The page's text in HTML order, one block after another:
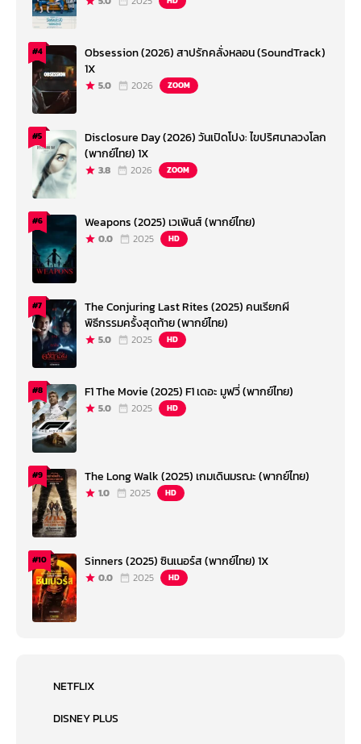
#4
Obsession (2026) สาปรักคลั่งหลอน (SoundTrack)
1X
5.0 2026 ZOOM
#5
Disclosure Day (2026) วันเปิดโปง: ไขปริศนาลวงโลก
(พากย์ไทย) 1X
3.8 2026 ZOOM
#6 Weapons (2025) เวเพินส์ (พากย์ไทย)
0.0 2025 HD
#7
The Conjuring Last Rites (2025) คนเรียกผี
พิธีกรรมครั้งสุดท้าย (พากย์ไทย)
5.0 2025 HD
#8 F1 The Movie (2025) F1 เดอะ มูฟวี่ (พากย์ไทย)
5.0 2025 HD
#9 The Long Walk (2025) เกมเดินมรณะ (พากย์ไทย)
1.0 2025 HD
#10 Sinners (2025) ซินเนอร์ส (พากย์ไทย) 1X
0.0 2025 HD
NETFLIX
DISNEY PLUS